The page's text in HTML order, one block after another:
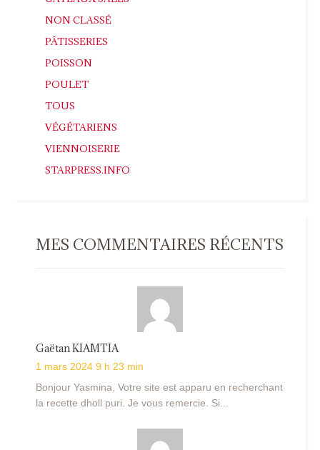
NON CLASSÉ
PÂTISSERIES
POISSON
POULET
TOUS
VÉGÉTARIENS
VIENNOISERIE
STARPRESS.INFO
MES COMMENTAIRES RÉCENTS
Gaëtan KIAMTIA
1 mars 2024 9 h 23 min
Bonjour Yasmina, Votre site est apparu en recherchant
la recette dholl puri. Je vous remercie. Si...